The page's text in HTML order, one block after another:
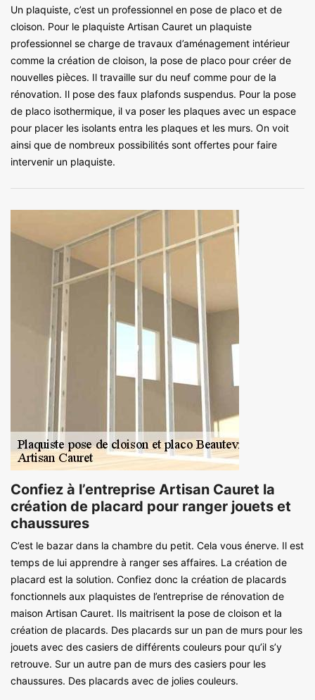
Un plaquiste, c’est un professionnel en pose de placo et de
cloison. Pour le plaquiste Artisan Cauret un plaquiste
professionnel se charge de travaux d’aménagement intérieur
comme la création de cloison, la pose de placo pour créer de
nouvelles pièces. Il travaille sur du neuf comme pour de la
rénovation. Il pose des faux plafonds suspendus. Pour la pose
de placo isothermique, il va poser les plaques avec un espace
pour placer les isolants entra les plaques et les murs. On voit
ainsi que de nombreux possibilités sont offertes pour faire
intervenir un plaquiste.
Confiez à l’entreprise Artisan Cauret la
création de placard pour ranger jouets et
chaussures
C’est le bazar dans la chambre du petit. Cela vous énerve. Il est
temps de lui apprendre à ranger ses affaires. La création de
placard est la solution. Confiez donc la création de placards
fonctionnels aux plaquistes de l’entreprise de rénovation de
maison Artisan Cauret. Ils maitrisent la pose de cloison et la
création de placards. Des placards sur un pan de murs pour les
jouets avec des casiers de différents couleurs pour qu’il s’y
retrouve. Sur un autre pan de murs des casiers pour les
chaussures. Des placards avec de jolies couleurs.